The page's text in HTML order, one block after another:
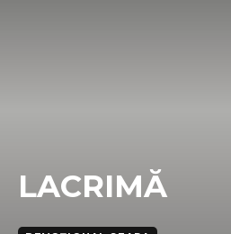
LACRIMĂ